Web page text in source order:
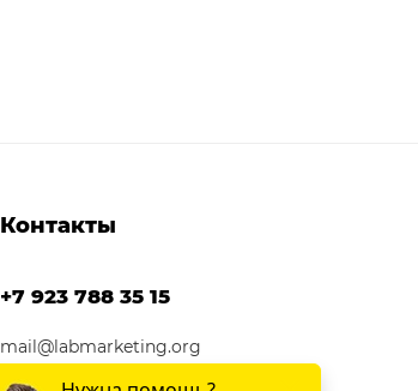
Контакты
+7 923 788 35 15
mail@labmarketing.org